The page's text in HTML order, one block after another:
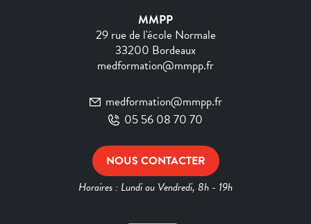
MMPP
29 rue de l'école Normale
33200 Bordeaux
medformation@mmpp.fr
medformation@mmpp.fr
05 56 08 70 70
NOUS CONTACTER
Horaires : Lundi au Vendredi, 8h - 19h